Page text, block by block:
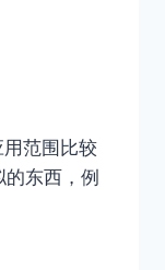
范围比较
的东西，例